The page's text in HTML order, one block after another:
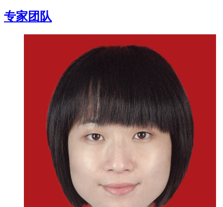
专家团队